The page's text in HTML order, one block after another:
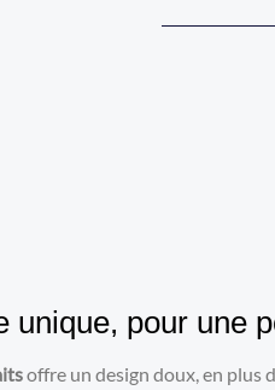
unique, pour une
offre un design doux, en plus